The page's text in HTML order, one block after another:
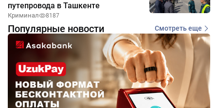
путепровода в Ташкенте
Криминал 8187
Популярные новости Смотреть еще